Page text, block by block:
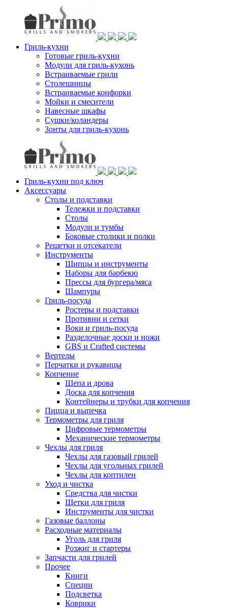
Гриль-кухни
Готовые гриль-кухни
Модули для гриль-кухонь
Встраиваемые грили
Столешницы
Встраиваемые конфорки
Мойки и смесители
Навесные шкафы
Сушки/коландеры
Зонты для гриль-кухонь
Гриль-кухни под ключ
Аксессуары
Столы и подставки
Тележки и подставки
Столы
Модули и тумбы
Боковые столики и полки
Решетки и отсекатели
Инструменты
Щипцы и инструменты
Наборы для барбекю
Прессы для бургера/мяса
Шампуры
Гриль-посуда
Ростеры и подставки
Противни и сетки
Воки и гриль-посуда
Разделочные доски и ножи
GBS и Crafted системы
Вертелы
Перчатки и рукавицы
Копчение
Щепа и дрова
Доска для копчения
Контейнеры и трубки для копчения
Пицца и выпечка
Термометры для гриля
Цифровые термометры
Механические термометры
Чехлы для гриля
Чехлы для газовый грилей
Чехлы для угольных грилей
Чехлы для коптилен
Уход и чистка
Средства для чистки
Щетки для гриля
Инструменты для чистки
Газовые баллоны
Расходные материалы
Уголь для гриля
Розжиг и стартеры
Запчасти для грилей
Прочее
Книги
Специи
Подсветка
Коврики